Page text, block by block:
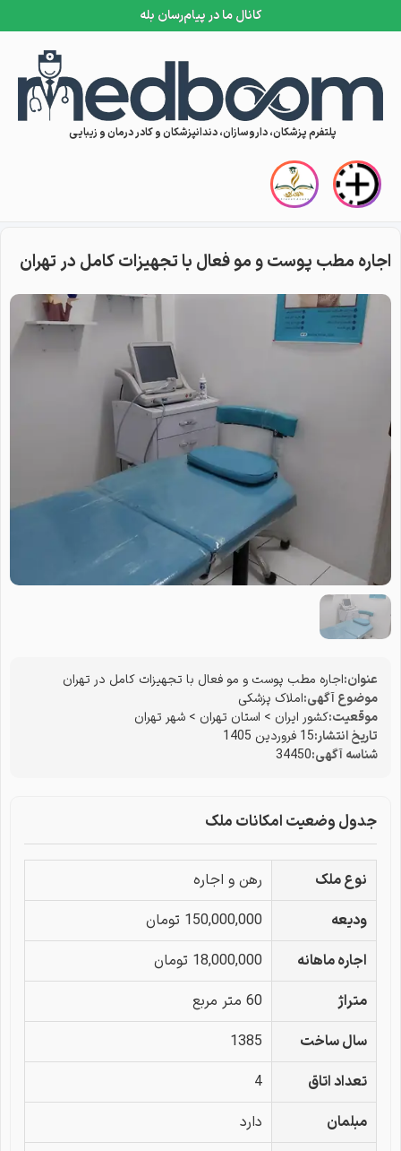
کانال ما در پیام‌رسان بله
Skip to content
پلتفرم پزشکان، داروسازان، دندانپزشکان و کادر درمان و زیبایی
اجاره مطب پوست و مو فعال با تجهیزات کامل در تهران
عنوان:اجاره مطب پوست و مو فعال با تجهیزات کامل در تهران
موضوع آگهی:املاک پزشکی
موقعیت:کشور ایران > استان تهران > شهر تهران
تاریخ انتشار:15 فروردین 1405
شناسه آگهی:34450
جدول وضعیت امکانات ملک
نوع ملک
رهن و اجاره
ودیعه
150,000,000 تومان
اجاره ماهانه
18,000,000 تومان
متراژ
60 متر مربع
سال ساخت
1385
تعداد اتاق
4
مبلمان
دارد